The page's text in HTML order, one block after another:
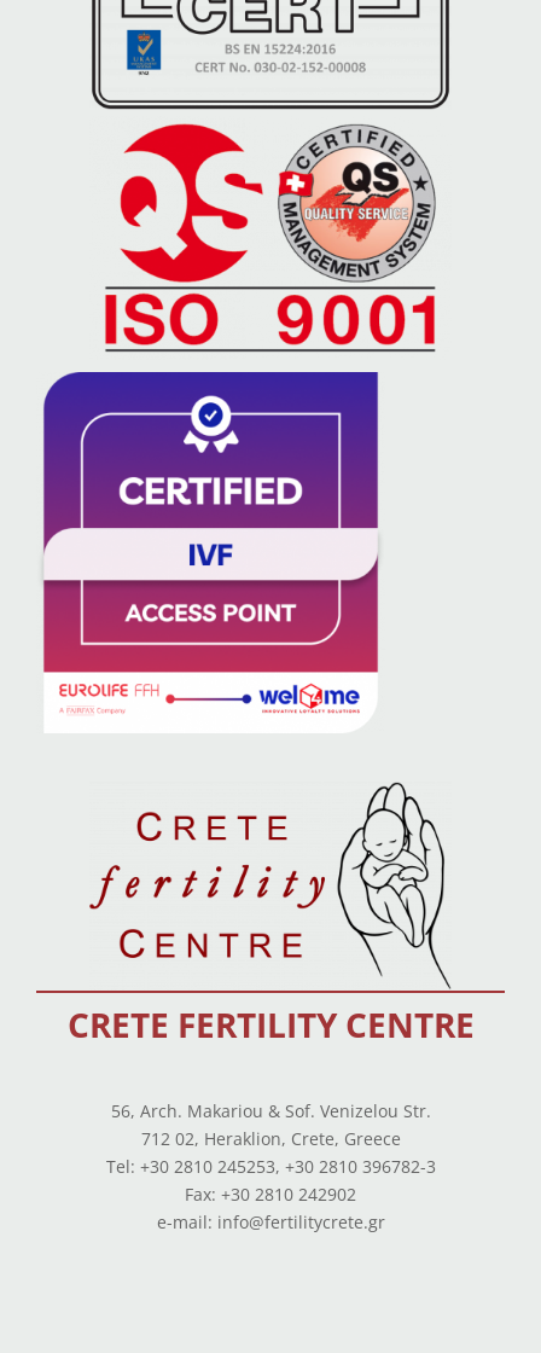
CRETE FERTILITY CENTRE
56, Arch. Makariou & Sof. Venizelou Str.
712 02, Heraklion, Crete, Greece
Tel: +30 2810 245253, +30 2810 396782-3
Fax: +30 2810 242902
e-mail: info@fertilitycrete.gr